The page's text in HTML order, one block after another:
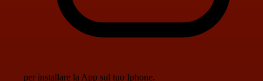
per installare la App sul tuo Iphone.